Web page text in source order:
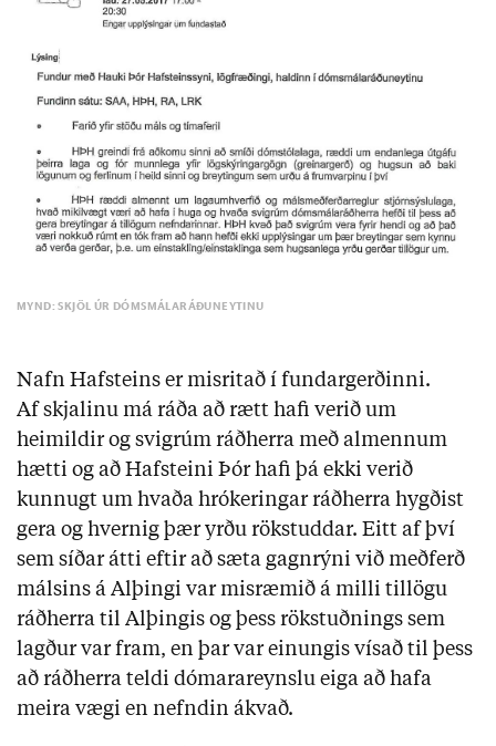
MYND: SKJÖL ÚR DÓMSMÁLARÁÐUNEYTINU
Nafn Hafsteins er misritað í fundargerðinni.
Af skjalinu má ráða að rætt hafi verið um
heimildir og svigrúm ráðherra með almennum
hætti og að Hafsteini Þór hafi þá ekki verið
kunnugt um hvaða hrókeringar ráðherra hygðist
gera og hvernig þær yrðu rökstuddar. Eitt af því
sem síðar átti eftir að sæta gagnrýni við meðferð
málsins á Alþingi var misræmið á milli tillögu
ráðherra til Alþingis og þess rökstuðnings sem
lagður var fram, en þar var einungis vísað til þess
að ráðherra teldi dómarareynslu eiga að hafa
meira vægi en nefndin ákvað.